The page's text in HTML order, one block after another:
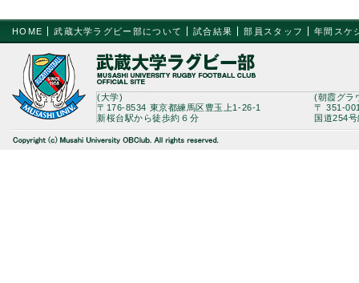
HOME 武蔵大学ラグビー部について 試合結果 部員スタッフ 年間スケ
(大学)
〒176-8534 東京都練馬区豊玉上1-26-1
新桜台駅から徒歩約６分
(朝霞グラ
〒 351-
国道254